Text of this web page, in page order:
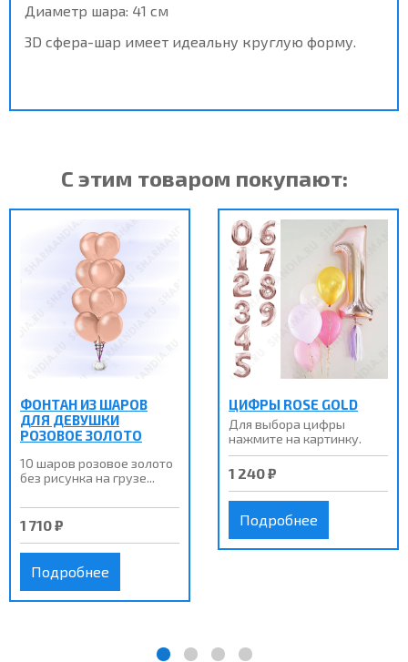
Диаметр шара: 41 см
3D сфера-шар имеет идеальну круглую форму.
С этим товаром покупают:
ФОНТАН ИЗ ШАРОВ
ДЛЯ ДЕВУШКИ
РОЗОВОЕ ЗОЛОТО
10 шаров розовое золото
без рисунка на грузе...
1 710 ₽
Подробнее
ЦИФРЫ ROSE GOLD
Для выбора цифры
нажмите на картинку.
1 240 ₽
Подробнее